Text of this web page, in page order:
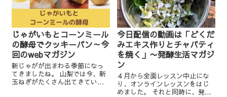
じゃがいもとコーンミール
の酵母でクッキーパン～今
回のwebマガジン
新じゃがが出まわる季節になっ
てきましたね。 山梨では今、新
玉ねぎがたくさん出てきていま
今日配信の動画は「どくだ
みエキス作りとチャパティ
を焼く」〜発酵生活マガジ
ン
４月から全面レッスン中止にな
り、オンラインレッスンをはじ
めました。 それと同時に、発酵